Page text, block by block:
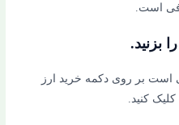
است بر روی دکمه خرید ارز